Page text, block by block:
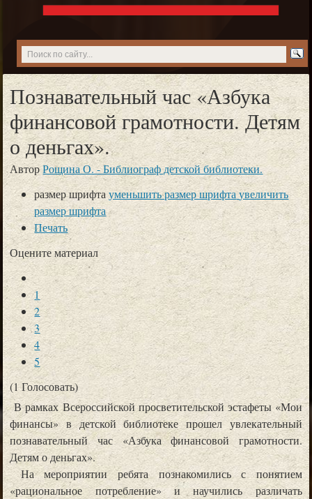
Познавательный час «Азбука
финансовой грамотности. Детям
о деньгах».
АвторРощина О. - Библиограф детской библиотеки.
размер шрифта уменьшить размер шрифта увеличить
размер шрифта
Печать
Оцените материал
1
2
3
4
5
(1 Голосовать)
В рамках Всероссийской просветительской эстафеты «Мои
финансы» в детской библиотеке прошел увлекательный
познавательный час «Азбука финансовой грамотности.
Детям о деньгах».
На мероприятии ребята познакомились с понятием
«рациональное потребление» и научились различать